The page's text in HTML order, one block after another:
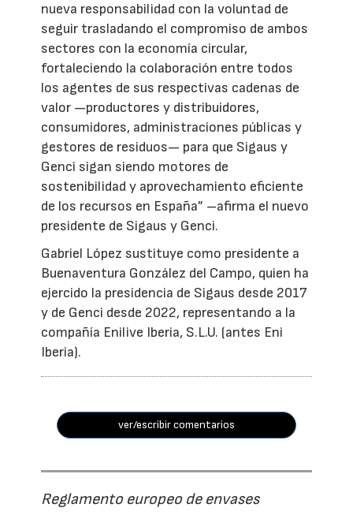
nueva responsabilidad con la voluntad de
seguir trasladando el compromiso de ambos
sectores con la economía circular,
fortaleciendo la colaboración entre todos
los agentes de sus respectivas cadenas de
valor —productores y distribuidores,
consumidores, administraciones públicas y
gestores de residuos— para que Sigaus y
Genci sigan siendo motores de
sostenibilidad y aprovechamiento eficiente
de los recursos en España” –afirma el nuevo
presidente de Sigaus y Genci.
Gabriel López sustituye como presidente a
Buenaventura González del Campo, quien ha
ejercido la presidencia de Sigaus desde 2017
y de Genci desde 2022, representando a la
compañía Enilive Iberia, S.L.U. (antes Eni
Iberia).
ver/escribir comentarios
Reglamento europeo de envases